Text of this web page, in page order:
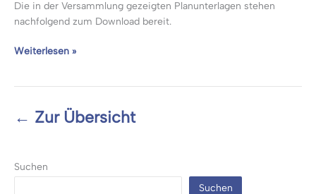
Die in der Versammlung gezeigten Planunterlagen stehen
nachfolgend zum Download bereit.
Planunterlagen
Flurbereinigungsverfahren
14.11.2023
Weiterlesen »
← Zur Übersicht
Suchen
Suchen